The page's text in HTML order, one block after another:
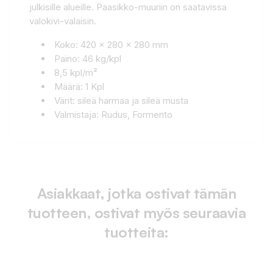
julkisille alueille. Paasikko-muuriin on saatavissa
valokivi-valaisin.
Koko: 420 x 280 x 280 mm
Paino: 46 kg/kpl
8,5 kpl/m²
Määrä: 1 Kpl
Värit: sileä harmaa ja sileä musta
Valmistaja: Rudus, Formento
Asiakkaat, jotka ostivat tämän
tuotteen, ostivat myös seuraavia
tuotteita: